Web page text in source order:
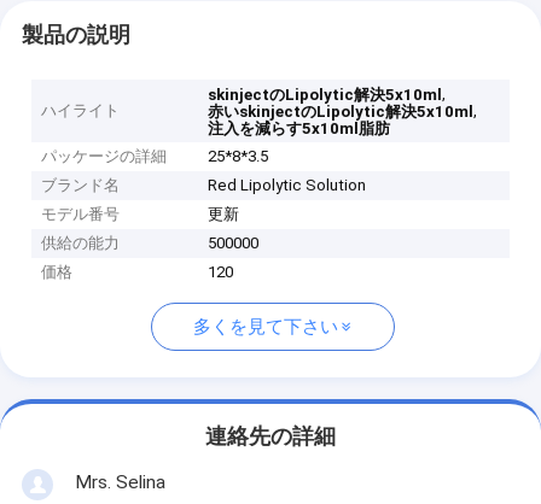
製品の説明
ハイライト
skinjectのLipolytic解決5x10ml,
赤いskinjectのLipolytic解決5x10ml,
注入を減らす5x10ml脂肪
パッケージの詳細
25*8*3.5
ブランド名
Red Lipolytic Solution
モデル番号
更新
供給の能力
500000
価格
120
多くを見て下さい
連絡先の詳細
Mrs. Selina